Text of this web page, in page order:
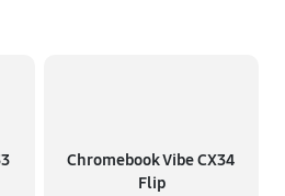
Chromebook Vibe CX34
Flip